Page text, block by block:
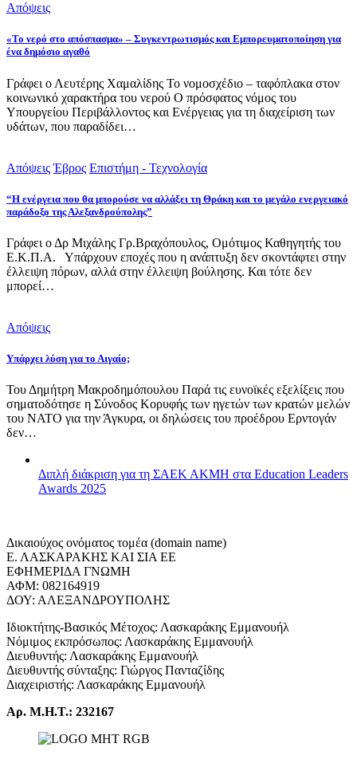
Απόψεις
«Το νερό στο απόσπασμα» – Συγκεντρωτισμός και Εμπορευματοποίηση για
ένα δημόσιο αγαθό
Γράφει ο Λευτέρης Χαμαλίδης Το νομοσχέδιο – ταφόπλακα στον
κοινωνικό χαρακτήρα του νερού Ο πρόσφατος νόμος του
Υπουργείου Περιβάλλοντος και Ενέργειας για τη διαχείριση των
υδάτων, που παραδίδει…
Απόψεις Έβρος Επιστήμη - Τεχνολογία
“Η ενέργεια που θα μπορούσε να αλλάξει τη Θράκη και το μεγάλο ενεργειακό
παράδοξο της Αλεξανδρούπολης”
Γράφει ο Δρ Μιχάλης Γρ.Βραχόπουλος, Ομότιμος Καθηγητής του
Ε.Κ.Π.Α. Υπάρχουν εποχές που η ανάπτυξη δεν σκοντάφτει στην
έλλειψη πόρων, αλλά στην έλλειψη βούλησης. Και τότε δεν
μπορεί…
Απόψεις
Υπάρχει λύση για το Αιγαίο;
Του Δημήτρη Μακροδημόπουλου Παρά τις ευνοϊκές εξελίξεις που
σηματοδότησε η Σύνοδος Κορυφής των ηγετών των κρατών μελών
του ΝΑΤΟ για την Άγκυρα, οι δηλώσεις του προέδρου Ερντογάν
δεν…
Διπλή διάκριση για τη ΣΑΕΚ ΑΚΜΗ στα Education Leaders
Awards 2025
Δικαιούχος ονόματος τομέα (domain name)
Ε. ΛΑΣΚΑΡΑΚΗΣ ΚΑΙ ΣΙΑ ΕΕ
ΕΦΗΜΕΡΙΔΑ ΓΝΩΜΗ
ΑΦΜ: 082164919
ΔΟΥ: ΑΛΕΞΑΝΔΡΟΥΠΟΛΗΣ
Ιδιοκτήτης-Βασικός Μέτοχος: Λασκαράκης Εμμανουήλ
Νόμιμος εκπρόσωπος: Λασκαράκης Εμμανουήλ
Διευθυντής: Λασκαράκης Εμμανουήλ
Διευθυντής σύνταξης: Γιώργος Πανταζίδης
Διαχειριστής: Λασκαράκης Εμμανουήλ
Αρ. Μ.Η.Τ.: 232167